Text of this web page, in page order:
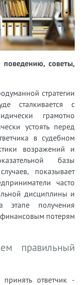
советы,
стратегии
сталкивается с
грамотно
устоять перед
в судебном
возражений и
базы
показывает
часто
дисциплины и
этапе получения
потерям
правильный
ответчик -